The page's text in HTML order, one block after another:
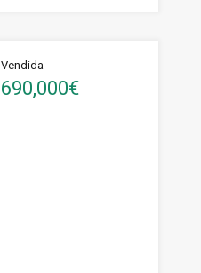
Vendida
690,000€